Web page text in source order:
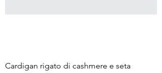
Cardigan rigato di cashmere e seta